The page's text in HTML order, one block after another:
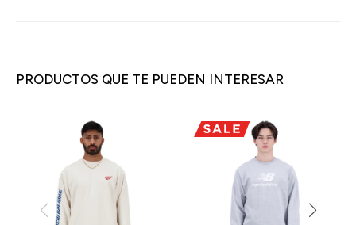
PRODUCTOS QUE TE PUEDEN INTERESAR